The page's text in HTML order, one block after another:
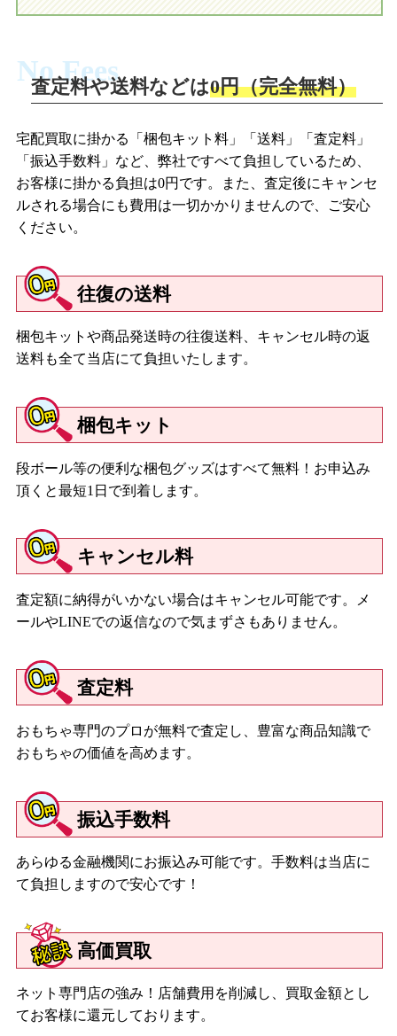
No Fees
査定料や送料などは0円（完全無料）
宅配買取に掛かる「梱包キット料」「送料」「査定料」
「振込手数料」など、弊社ですべて負担しているため、
お客様に掛かる負担は0円です。また、査定後にキャンセ
ルされる場合にも費用は一切かかりませんので、ご安心
ください。
往復の送料
梱包キットや商品発送時の往復送料、キャンセル時の返
送料も全て当店にて負担いたします。
梱包キット
段ボール等の便利な梱包グッズはすべて無料！お申込み
頂くと最短1日で到着します。
キャンセル料
査定額に納得がいかない場合はキャンセル可能です。メ
ールやLINEでの返信なので気まずさもありません。
査定料
おもちゃ専門のプロが無料で査定し、豊富な商品知識で
おもちゃの価値を高めます。
振込手数料
あらゆる金融機関にお振込み可能です。手数料は当店に
て負担しますので安心です！
高価買取
ネット専門店の強み！店舗費用を削減し、買取金額とし
てお客様に還元しております。